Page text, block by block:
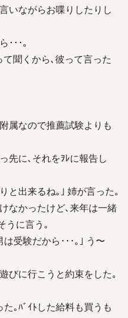
いながらお喋りしたりし
･･･｡
聞くから､彼って言った
属なので推薦試験よりも
先に､それをｦﾚに報告し
と出来るね｡｣ 姉が言った｡
なかったけど､来年は一緒
うに言う｡
受験だから･･･｡｣ う〜
びに行こうと約束をした｡
｡ﾊﾞｲﾄした給料も買うも